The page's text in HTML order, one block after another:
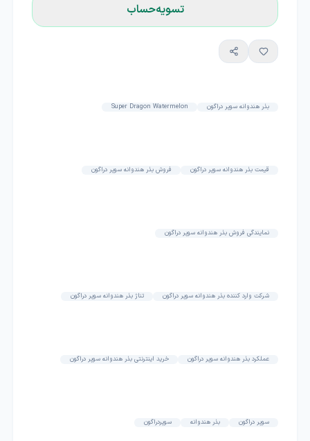
تسویه‌حساب
بذر هندوانه سوپر دراگون Super Dragon Watermelon
قیمت بذر هندوانه سوپر دراگون فروش بذر هندوانه سوپر دراگون
نمایندگی فروش بذر هندوانه سوپر دراگون
شرکت وارد کننده بذر هندوانه سوپر دراگون تناژ بذر هندوانه سوپر دراگون
عملکرد بذر هندوانه سوپر دراگون خرید اینترنتی بذر هندوانه سوپر دراگون
سوپر دراگون بذر هندوانه سوپردراگون